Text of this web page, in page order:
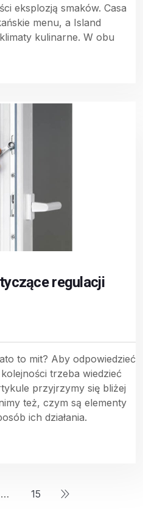
eksplozją smaków. Casa
menu, a Island
kulinarne. W obu
regulacji
to mit? Aby odpowiedzieć
trzeba wiedzieć
przyjrzymy się bliżej
też, czym są elementy
ich działania.
… 15